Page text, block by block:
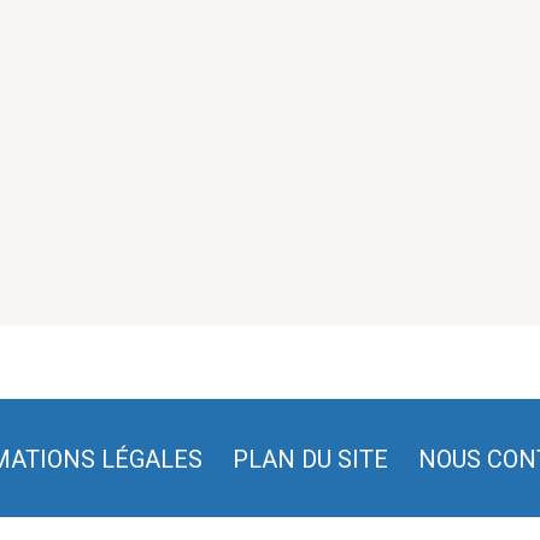
LÉGALES PLAN DU SITE NOUS